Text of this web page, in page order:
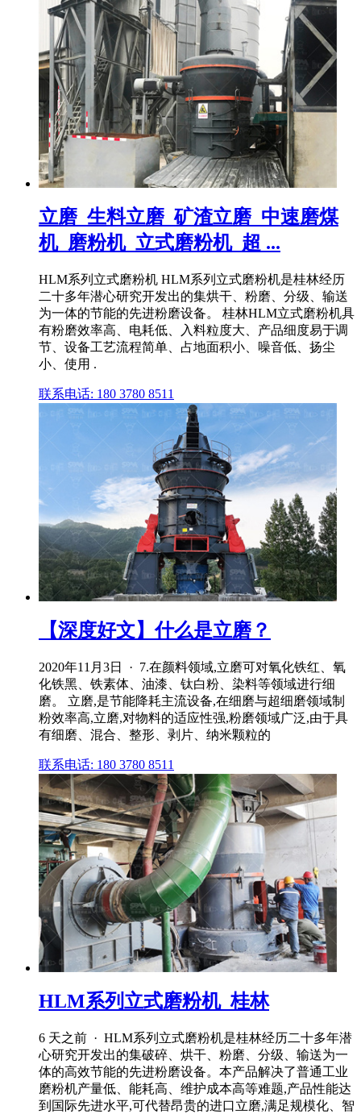
立磨_生料立磨_矿渣立磨_中速磨煤
机_磨粉机_立式磨粉机_超 ...
HLM系列立式磨粉机 HLM系列立式磨粉机是桂林经历
二十多年潜心研究开发出的集烘干、粉磨、分级、输送
为一体的节能的先进粉磨设备。 桂林HLM立式磨粉机具
有粉磨效率高、电耗低、入料粒度大、产品细度易于调
节、设备工艺流程简单、占地面积小、噪音低、扬尘
小、使用 .
联系电话: 180 3780 8511
【深度好文】什么是立磨？
2020年11月3日 · 7.在颜料领域,立磨可对氧化铁红、氧
化铁黑、铁素体、油漆、钛白粉、染料等领域进行细
磨。 立磨,是节能降耗主流设备,在细磨与超细磨领域制
粉效率高,立磨,对物料的适应性强,粉磨领域广泛,由于具
有细磨、混合、整形、剥片、纳米颗粒的
联系电话: 180 3780 8511
HLM系列立式磨粉机_桂林
6 天之前 · HLM系列立式磨粉机是桂林经历二十多年潜
心研究开发出的集破碎、烘干、粉磨、分级、输送为一
体的高效节能的先进粉磨设备。本产品解决了普通工业
磨粉机产量低、能耗高、维护成本高等难题,产品性能达
到国际先进水平,可代替昂贵的进口立磨,满足规模化、智